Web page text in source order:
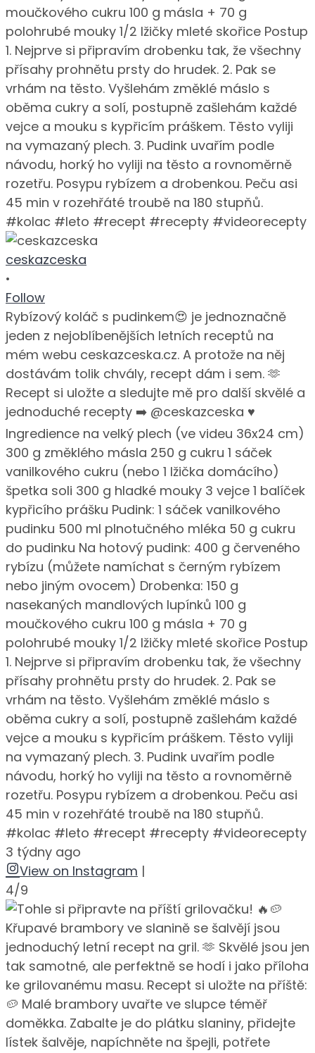
ceskazceska
•
Follow
Rybízový koláč s pudinkem😍 je jednoznačně
jeden z nejoblíbenějších letních receptů na
mém webu ceskazceska.cz. A protože na něj
dostávám tolik chvály, recept dám i sem. 🫶
Recept si uložte a sledujte mě pro další skvělé a
jednoduché recepty ➡️ @ceskazceska ♥️
Ingredience na velký plech (ve videu 36x24 cm)
300 g změklého másla 250 g cukru 1 sáček
vanilkového cukru (nebo 1 lžička domácího)
špetka soli 300 g hladké mouky 3 vejce 1 balíček
kypřicího prášku Pudink: 1 sáček vanilkového
pudinku 500 ml plnotučného mléka 50 g cukru
do pudinku Na hotový pudink: 400 g červeného
rybízu (můžete namíchat s černým rybízem
nebo jiným ovocem) Drobenka: 150 g
nasekaných mandlových lupínků 100 g
moučkového cukru 100 g másla + 70 g
polohrubé mouky 1/2 lžičky mleté skořice Postup
1. Nejprve si připravím drobenku tak, že všechny
přísahy prohnětu prsty do hrudek. 2. Pak se
vrhám na těsto. Vyšlehám změklé máslo s
oběma cukry a solí, postupně zašlehám každé
vejce a mouku s kypřicím práškem. Těsto vyliji
na vymazaný plech. 3. Pudink uvařím podle
návodu, horký ho vyliji na těsto a rovnoměrně
rozetřu. Posypu rybízem a drobenkou. Peču asi
45 min v rozehřáté troubě na 180 stupňů.
#kolac #leto #recept #recepty #videorecepty
3 týdny ago
View on Instagram |
4/9